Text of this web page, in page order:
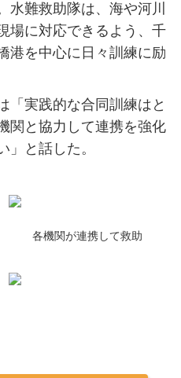
水難救助隊は、海や河川
場に対応できるよう、千
港を中心に日々訓練に励
実践的な合同訓練はと
関と協力して連携を強化
」と話した。
各機関が連携して救助